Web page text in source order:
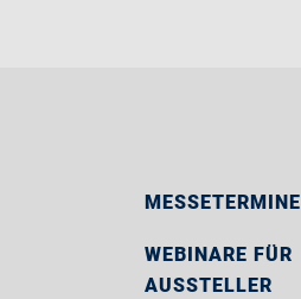
MESSETERMINE
WEBINARE FÜR
AUSSTELLER